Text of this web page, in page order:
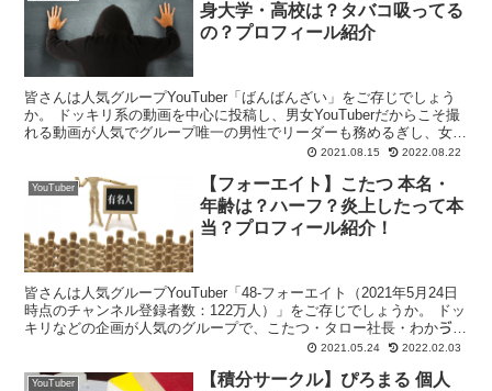
身大学・高校は？タバコ吸ってる
の？プロフィール紹介
皆さんは人気グループYouTuber「ばんばんざい」をご存じでしょう
か。 ドッキリ系の動画を中心に投稿し、男女YouTuberだからこそ撮
れる動画が人気でグループ唯一の男性でリーダーも務めるぎし、女性
メンバーのみゆ、るなの3人で活動していま...2021.08.15 2022.08.22
YouTuber
【フォーエイト】こたつ 本名・
年齢は？ハーフ？炎上したって本
当？プロフィール紹介！
皆さんは人気グループYouTuber「48‐フォーエイト（2021年5月24日
時点のチャンネル登録者数：122万人）」をご存じでしょうか。 ドッ
キリなどの企画が人気のグループで、こたつ・タロー社長・わかゔ
2021.05.24 2022.02.03
YouTuber
【積分サークル】ぴろまる 個人